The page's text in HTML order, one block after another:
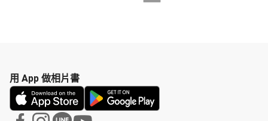
用 App 做相片書